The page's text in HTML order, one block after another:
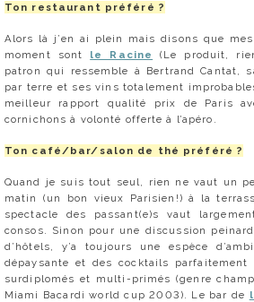
Ton restaurant préféré ?
Alors là j’en ai plein mais disons que
moment sont le Racine
(Le produit,
patron qui ressemble à Bertrand Cantat,
par terre et ses vins totalement
meilleur rapport qualité prix de Paris
cornichons à volonté offerte à l’apéro.
Ton café/bar/salon de thé préféré ?
Quand je suis tout seul, rien ne vaut un
matin (un bon vieux Parisien!) à la
spectacle des passant(e)s vaut
consos. Sinon pour une discussion
d’hôtels, y’a toujours une espèce
dépaysante et des cocktails parfaitement
surdiplomés et multi-primés (genre
Miami Bacardi world cup 2003). Le bar de